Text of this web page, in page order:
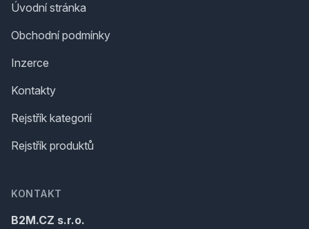
Úvodní stránka
Obchodní podmínky
Inzerce
Kontakty
Rejstřík kategorií
Rejstřík produktů
KONTAKT
B2M.CZ s.r.o.